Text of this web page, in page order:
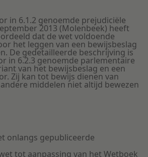
in 6.1.2 genoemde prejudiciële
2013 (Molenbeek) heeft
dat de wet voldoende
het leggen van een bewijsbeslag
De gedetailleerde beschrijving is
in 6.2.3 genoemde parlementaire
van het bewijsbeslag en een
Zij kan tot bewijs dienen van
middelen niet altijd bewezen
onlangs gepubliceerde
tot aanpassing van het Wetboek